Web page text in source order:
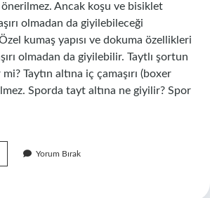
önerilmez. Ancak koşu ve bisiklet
olmadan da giyilebileceği
kumaş yapısı ve dokuma özellikleri
olmadan da giyilebilir. Taytlı şortun
Taytın altına iç çamaşırı (boxer
Sporda tayt altına ne giyilir? Spor
Yorum Bırak